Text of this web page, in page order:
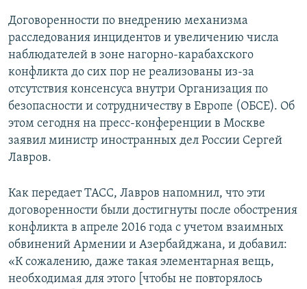
Договоренности по внедрению механизма
расследования инцидентов и увеличению числа
наблюдателей в зоне нагорно-карабахского
конфликта до сих пор не реализованы из-за
отсутствия консенсуса внутри Организация по
безопасности и сотрудничеству в Европе (ОБСЕ). Об
этом сегодня на пресс-конференции в Москве
заявил министр иностранных дел России Сергей
Лавров.
Как передает ТАСС, Лавров напомнил, что эти
договоренности были достигнуты после обострения
конфликта в апреле 2016 года с учетом взаимных
обвинений Армении и Азербайджана, и добавил:
«К сожалению, даже такая элементарная вещь,
необходимая для этого [чтобы не повторялось